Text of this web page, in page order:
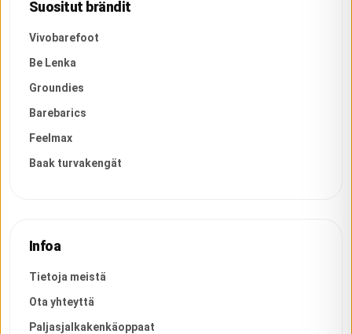
Suositut brändit
Vivobarefoot
Be Lenka
Groundies
Barebarics
Feelmax
Baak turvakengät
Infoa
Tietoja meistä
Ota yhteyttä
Paljasjalkakenkäoppaat